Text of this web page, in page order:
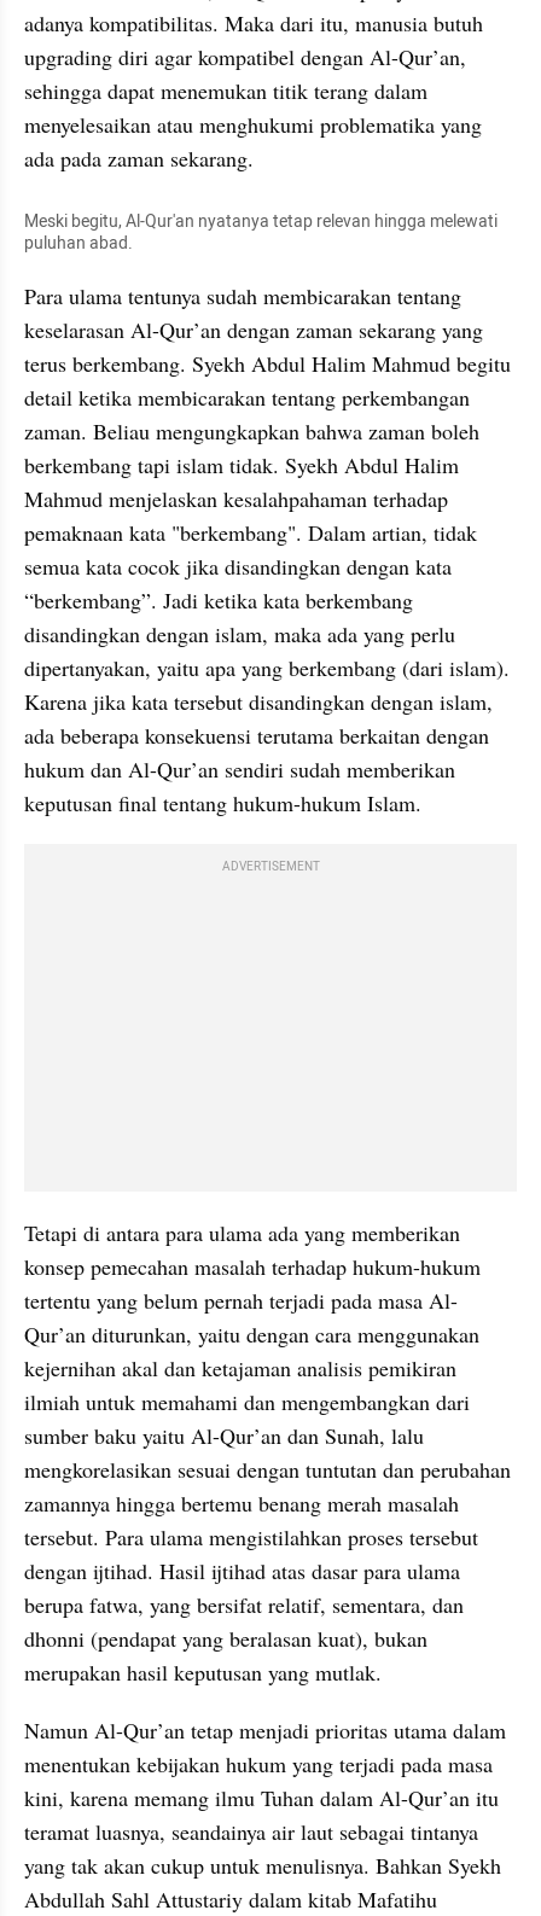
adanya kompatibilitas. Maka dari itu, manusia butuh
upgrading diri agar kompatibel dengan Al-Qur’an,
sehingga dapat menemukan titik terang dalam
menyelesaikan atau menghukumi problematika yang
ada pada zaman sekarang.
Meski begitu, Al-Qur'an nyatanya tetap relevan hingga melewati
puluhan abad.
Para ulama tentunya sudah membicarakan tentang
keselarasan Al-Qur’an dengan zaman sekarang yang
terus berkembang. Syekh Abdul Halim Mahmud begitu
detail ketika membicarakan tentang perkembangan
zaman. Beliau mengungkapkan bahwa zaman boleh
berkembang tapi islam tidak. Syekh Abdul Halim
Mahmud menjelaskan kesalahpahaman terhadap
pemaknaan kata "berkembang". Dalam artian, tidak
semua kata cocok jika disandingkan dengan kata
“berkembang”. Jadi ketika kata berkembang
disandingkan dengan islam, maka ada yang perlu
dipertanyakan, yaitu apa yang berkembang (dari islam).
Karena jika kata tersebut disandingkan dengan islam,
ada beberapa konsekuensi terutama berkaitan dengan
hukum dan Al-Qur’an sendiri sudah memberikan
keputusan final tentang hukum-hukum Islam.
ADVERTISEMENT
Tetapi di antara para ulama ada yang memberikan
konsep pemecahan masalah terhadap hukum-hukum
tertentu yang belum pernah terjadi pada masa Al-
Qur’an diturunkan, yaitu dengan cara menggunakan
kejernihan akal dan ketajaman analisis pemikiran
ilmiah untuk memahami dan mengembangkan dari
sumber baku yaitu Al-Qur’an dan Sunah, lalu
mengkorelasikan sesuai dengan tuntutan dan perubahan
zamannya hingga bertemu benang merah masalah
tersebut. Para ulama mengistilahkan proses tersebut
dengan ijtihad. Hasil ijtihad atas dasar para ulama
berupa fatwa, yang bersifat relatif, sementara, dan
dhonni (pendapat yang beralasan kuat), bukan
merupakan hasil keputusan yang mutlak.
Namun Al-Qur’an tetap menjadi prioritas utama dalam
menentukan kebijakan hukum yang terjadi pada masa
kini, karena memang ilmu Tuhan dalam Al-Qur’an itu
teramat luasnya, seandainya air laut sebagai tintanya
yang tak akan cukup untuk menulisnya. Bahkan Syekh
Abdullah Sahl Attustariy dalam kitab Mafatihu